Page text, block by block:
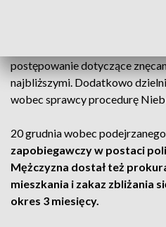
postępowanie dotyczące
najbliższymi. Dodatkowo
wobec sprawcy procedurę
20 grudnia wobec
zapobiegawczy w postaci
Mężczyzna dostał też
mieszkania i zakaz zbliżania
okres 3 miesięcy.